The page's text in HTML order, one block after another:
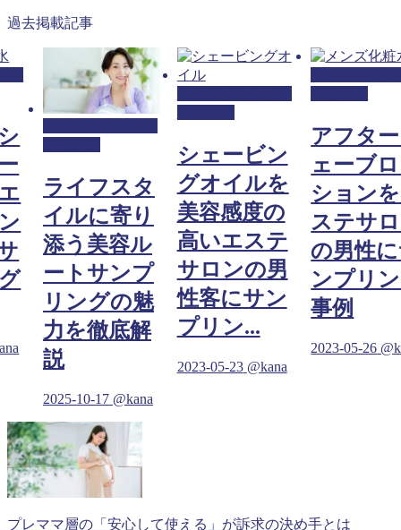
過去掲載記事
ライフスタ
イルに寄り
添う美容ル
ートサンプ
リングの魅
力を徹底解
説
2025-10-17 @kana
シェービン
グオイルを
美容感度の
高いエステ
サロンの男
性客にサン
プリン...
2023-05-23 @kana
アフタ
ェーブ
ション
ステサ
の男性
ンプリ
事例
2023-05-26
プレママ層の「安心して使える」が訴求の決め手とは